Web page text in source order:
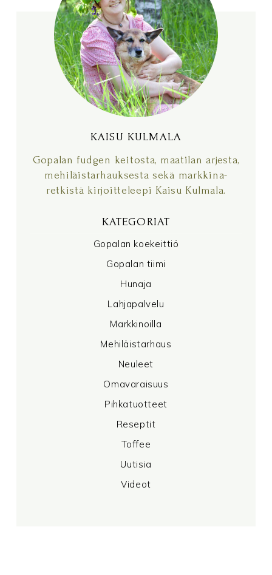
KAISU KULMALA
KAISU KULMALA
Gopalan fudgen keitosta, maatilan arjesta,
mehiläistarhauksesta sekä markkina-
retkistä kirjoitteleepi Kaisu Kulmala.
KATEGORIAT
Gopalan koekeittiö
Gopalan tiimi
Hunaja
Lahjapalvelu
Markkinoilla
Mehiläistarhaus
Neuleet
Omavaraisuus
Pihkatuotteet
Reseptit
Toffee
Uutisia
Videot